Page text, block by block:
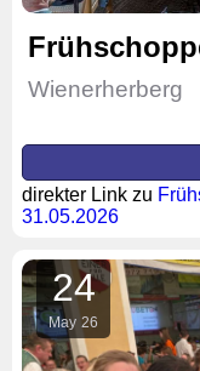
Wienerherberg
direkter Link zu
31.05.2026
24
May 26